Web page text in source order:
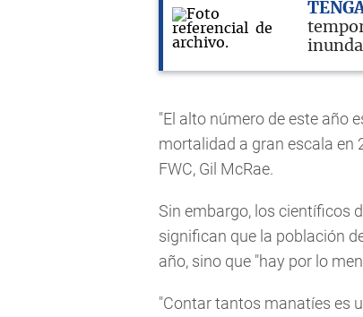
"El alto número de este año
mortalidad a gran escala en
FWC, Gil McRae.
Sin embargo, los científicos
significan que la población
año, sino que "hay por lo
"Contar tantos manatíes es